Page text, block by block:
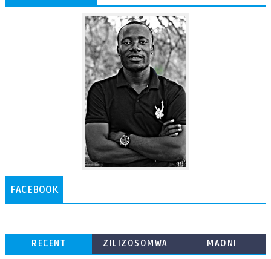
FACEBOOK
RECENT
ZILIZOSOMWA
MAONI